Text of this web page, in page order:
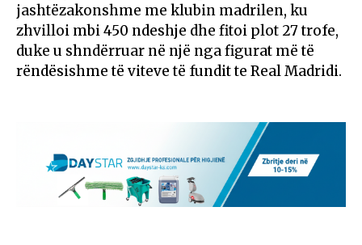
jashtëzakonshme me klubin madrilen, ku
zhvilloi mbi 450 ndeshje dhe fitoi plot 27 trofe,
duke u shndërruar në një nga figurat më të
rëndësishme të viteve të fundit te Real Madridi.